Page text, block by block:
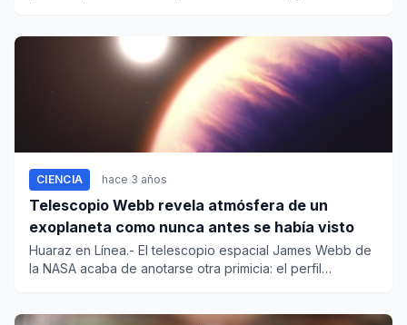
CIENCIA hace 3 años
Telescopio Webb revela atmósfera de un
exoplaneta como nunca antes se había visto
Huaraz en Línea.- El telescopio espacial James Webb de
la NASA acaba de anotarse otra primicia: el perfil